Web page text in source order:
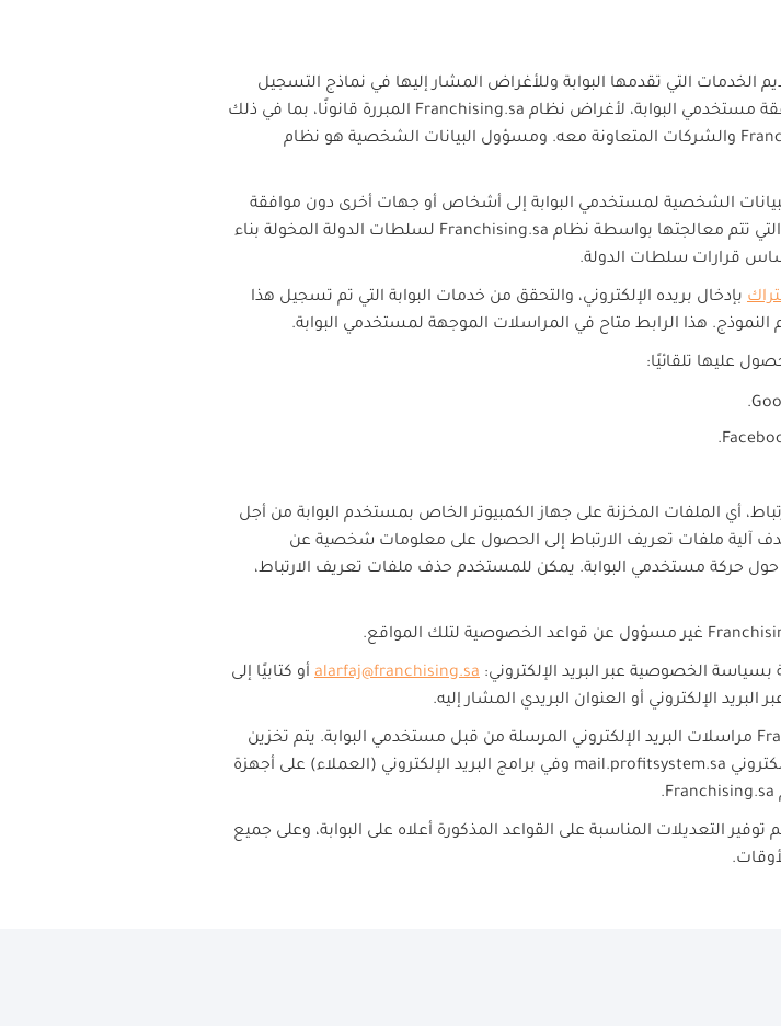
التي تقدمها البوابة وللأغراض المشار إليها في نماذج التسجيل
مستخدمي البوابة، لأغراض نظام Franchising.sa المبررة قانونًا، بما في ذلك
والشركات المتعاونة معه. ومسؤول البيانات الشخصية هو نظام
الشخصية لمستخدمي البوابة إلى أشخاص أو جهات أخرى دون موافقة
تتم معالجتها بواسطة نظام Franchising.sa لسلطات الدولة المخولة بناء
قرارات سلطات الدولة.
بإدخال بريده الإلكتروني، والتحقق من خدمات البوابة التي تم تسجيل هذا
النموذج. هذا الرابط متاح في المراسلات الموجهة لمستخدمي البوابة.
عليها تلقائيًا:
.
.
أي الملفات المخزنة على جهاز الكمبيوتر الخاص بمستخدم البوابة من أجل
آلية ملفات تعريف الارتباط إلى الحصول على معلومات شخصية عن
حول حركة مستخدمي البوابة. يمكن للمستخدم حذف ملفات تعريف الارتباط،
غير مسؤول عن قواعد الخصوصية لتلك المواقع.
الخصوصية عبر البريد الإلكتروني: alarfaj@franchising.sa أو كتابيًا إلى
الإلكتروني أو العنوان البريدي المشار إليه.
مراسلات البريد الإلكتروني المرسلة من قبل مستخدمي البوابة. يتم تخزين
mail.profitsystem.sa وفي برامج البريد الإلكتروني (العملاء) على أجهزة
Franchising.sa
.
التعديلات المناسبة على القواعد المذكورة أعلاه على البوابة، وعلى جميع